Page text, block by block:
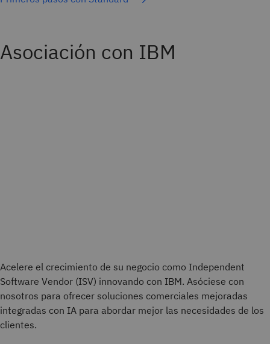
Asociación con IBM
Acelere el crecimiento de su negocio como Independent
Software Vendor (ISV) innovando con IBM. Asóciese con
nosotros para ofrecer soluciones comerciales mejoradas
integradas con IA para abordar mejor las necesidades de los
clientes.